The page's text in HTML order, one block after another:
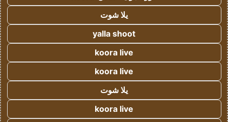
يلا شوت
yalla shoot
koora live
koora live
يلا شوت
koora live